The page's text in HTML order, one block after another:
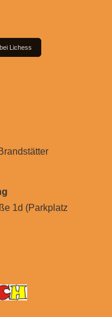
Lichess
1d (Parkplatz